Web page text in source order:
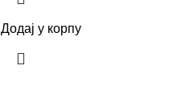
Додај у корпу